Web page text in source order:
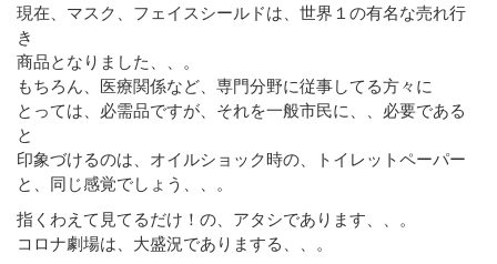
現在、マスク、フェイスシールドは、世界１の有名な売れ行
き
商品となりました、、。
もちろん、医療関係など、専門分野に従事してる方々に
とっては、必需品ですが、それを一般市民に、、必要である
と
印象づけるのは、オイルショック時の、トイレットペーパー
と、同じ感覚でしょう、、。
指くわえて見てるだけ！の、アタシであります、、。
コロナ劇場は、大盛況でありまする、、。